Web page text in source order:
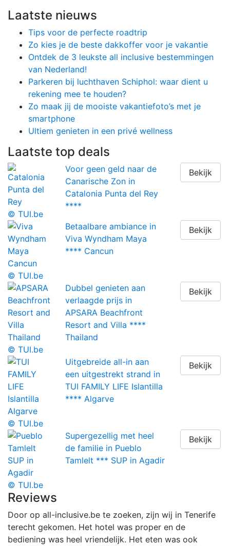
Laatste nieuws
Tips voor de perfecte roadtrip
Zo kies je de beste dakkoffer voor je vakantie
Ontdek de 3 leukste all inclusive bestemmingen
van Nederland!
Parkeren bij luchthaven Schiphol: waar dient u
rekening mee te houden?
Zo maak jij de mooiste vakantiefoto’s met je
smartphone
Ultiem genieten in een privé wellness
Laatste top deals
© TUI.be
Voor geen geld naar de
Canarische Zon in
Catalonia Punta del Rey
****
Bekijk
© TUI.be
Betaalbare ambiance in
Viva Wyndham Maya
**** Cancun
Bekijk
© TUI.be
Dubbel genieten aan
verlaagde prijs in
APSARA Beachfront
Resort and Villa ****
Thailand
Bekijk
© TUI.be
Uitgebreide all-in aan
een uitgestrekt strand in
TUI FAMILY LIFE Islantilla
**** Algarve
Bekijk
© TUI.be
Supergezellig met heel
de familie in Pueblo
Tamlelt *** SUP in Agadir
Bekijk
Reviews
Door op all-inclusive.be te zoeken, zijn wij in Tenerife
terecht gekomen. Het hotel was proper en de
bediening was heel vriendelijk. Het eten was ook